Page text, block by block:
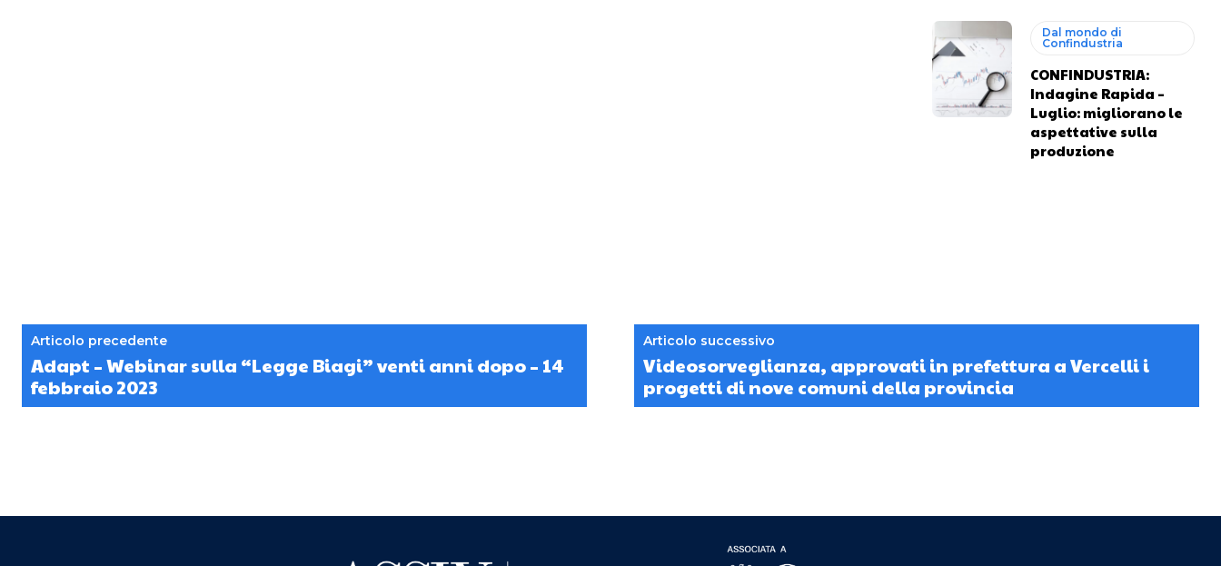
Dal mondo di
Confindustria
CONFINDUSTRIA:
Indagine Rapida –
Luglio: migliorano le
aspettative sulla
produzione
Articolo precedente
Adapt – Webinar sulla “Legge Biagi” venti anni dopo – 14
febbraio 2023
Articolo successivo
Videosorveglianza, approvati in prefettura a Vercelli i
progetti di nove comuni della provincia